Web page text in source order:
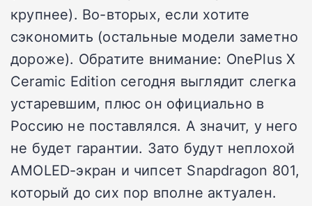
крупнее). Во-вторых, если хотите
сэкономить (остальные модели заметно
дороже). Обратите внимание: OnePlus X
Ceramic Edition сегодня выглядит слегка
устаревшим, плюс он официально в
Россию не поставлялся. А значит, у него
не будет гарантии. Зато будут неплохой
AMOLED-экран и чипсет Snapdragon 801,
который до сих пор вполне актуален.